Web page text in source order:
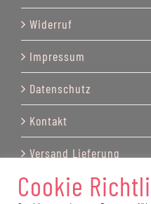
Widerruf
Impressum
Datenschutz
Kontakt
Versand Lieferung
Cookie